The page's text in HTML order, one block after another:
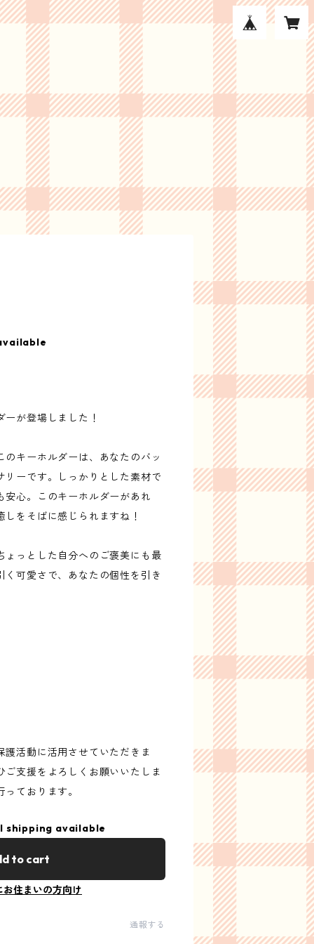
が登場しました！
キーホルダーは、あなたのバッ
リーです。しっかりとした素材で
安心。このキーホルダーがあれ
をそばに感じられますね！
ょっとした自分へのご褒美にも最
可愛さで、あなたの個性を引き
活動に活用させていただきま
支援をよろしくお願いいたしま
ております。
shipping available
to cart
お住まいの方向け
通報する